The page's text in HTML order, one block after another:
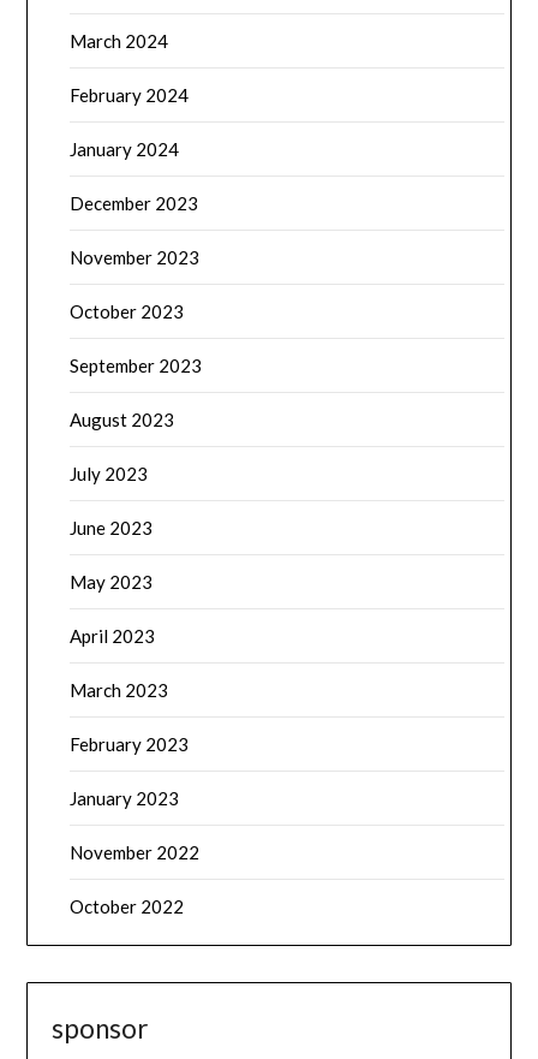
March 2024
February 2024
January 2024
December 2023
November 2023
October 2023
September 2023
August 2023
July 2023
June 2023
May 2023
April 2023
March 2023
February 2023
January 2023
November 2022
October 2022
sponsor